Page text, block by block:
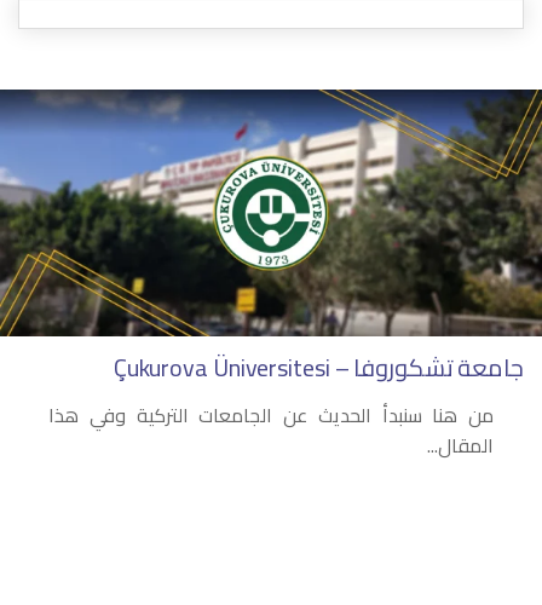
جامعة تشكوروفا – Çukurova Üniversitesi
من هنا سنبدأ الحديث عن الجامعات التركية وفي هذا
المقال...